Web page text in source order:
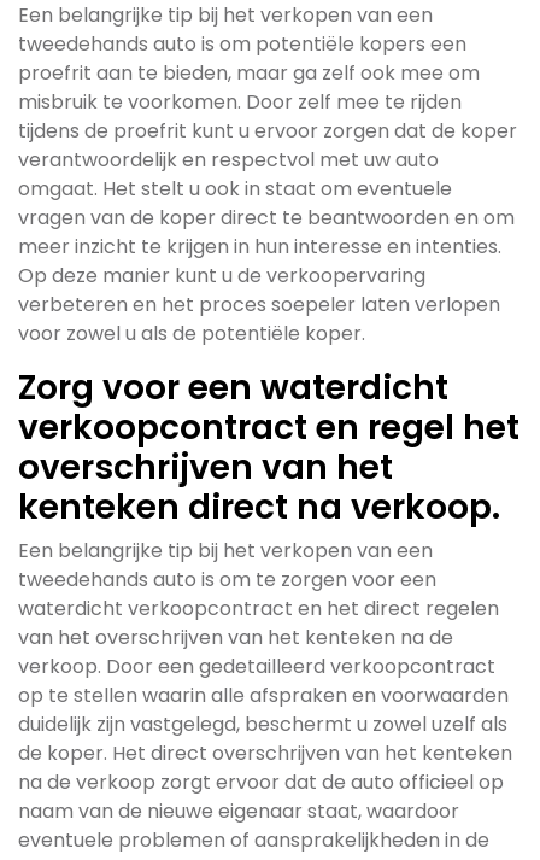
Een belangrijke tip bij het verkopen van een
tweedehands auto is om potentiële kopers een
proefrit aan te bieden, maar ga zelf ook mee om
misbruik te voorkomen. Door zelf mee te rijden
tijdens de proefrit kunt u ervoor zorgen dat de koper
verantwoordelijk en respectvol met uw auto
omgaat. Het stelt u ook in staat om eventuele
vragen van de koper direct te beantwoorden en om
meer inzicht te krijgen in hun interesse en intenties.
Op deze manier kunt u de verkoopervaring
verbeteren en het proces soepeler laten verlopen
voor zowel u als de potentiële koper.
Zorg voor een waterdicht
verkoopcontract en regel het
overschrijven van het
kenteken direct na verkoop.
Een belangrijke tip bij het verkopen van een
tweedehands auto is om te zorgen voor een
waterdicht verkoopcontract en het direct regelen
van het overschrijven van het kenteken na de
verkoop. Door een gedetailleerd verkoopcontract
op te stellen waarin alle afspraken en voorwaarden
duidelijk zijn vastgelegd, beschermt u zowel uzelf als
de koper. Het direct overschrijven van het kenteken
na de verkoop zorgt ervoor dat de auto officieel op
naam van de nieuwe eigenaar staat, waardoor
eventuele problemen of aansprakelijkheden in de